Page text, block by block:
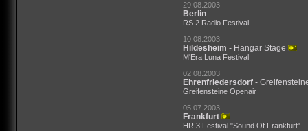
29.08.2003
Berlin
RS 2 Radio Festival
10.08.2003
Hildesheim - Hangar Stage
M'Era Luna Festival
02.08.2003
Ehrenfriedersdorf -
Greifensteine Openair
05.07.2003
Frankfurt
HR 3 Festival "Sound Of Frankfurt"